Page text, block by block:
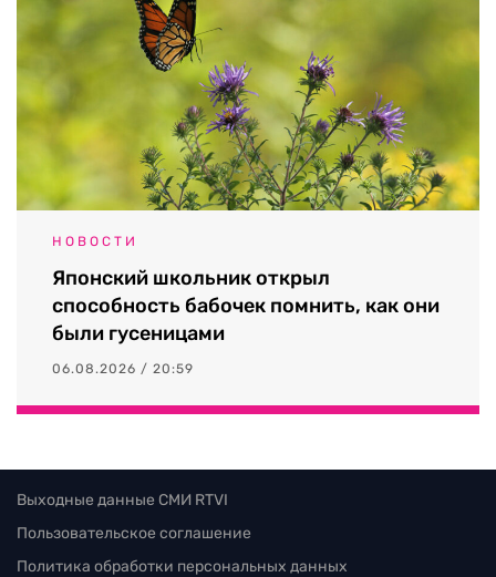
НОВОСТИ
Японский школьник открыл
способность бабочек помнить, как они
были гусеницами
06.08.2026 / 20:59
Выходные данные СМИ RTVI
Пользовательское соглашение
Политика обработки персональных данных